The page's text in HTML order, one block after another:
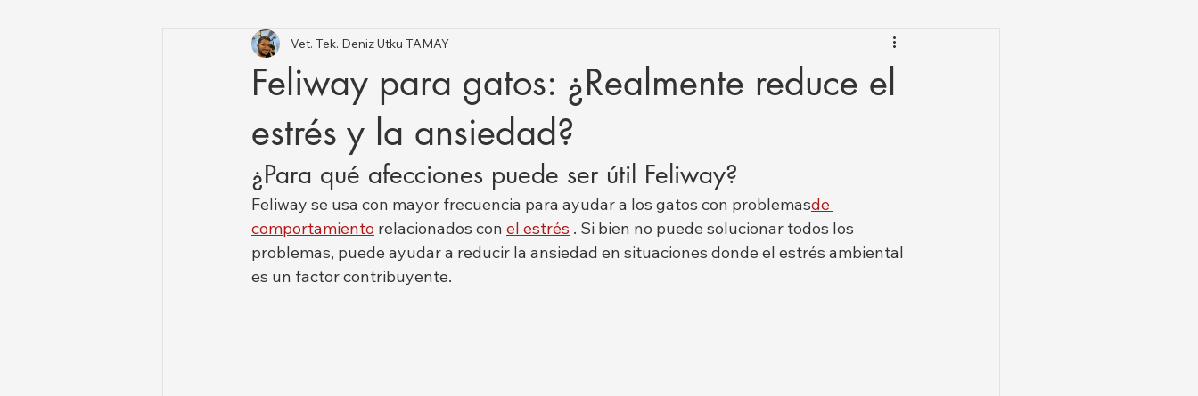
Sobre los Perros Lista de Veterinarias por Ciudades
Salud Animal y Actualizaciones Norm Salud del Ganado
Feliway para gatos: ¿Realmente reduce el
estrés y la ansiedad?
Vet. Tek. Deniz Utku TAMAY
¿Para qué afecciones puede ser útil Feliway?
Feliway se usa con mayor frecuencia para ayudar a los gatos con problemasde
comportamiento relacionados con el estrés . Si bien no puede solucionar todos los
problemas, puede ayudar a reducir la ansiedad en situaciones donde el estrés ambiental
es un factor contribuyente.